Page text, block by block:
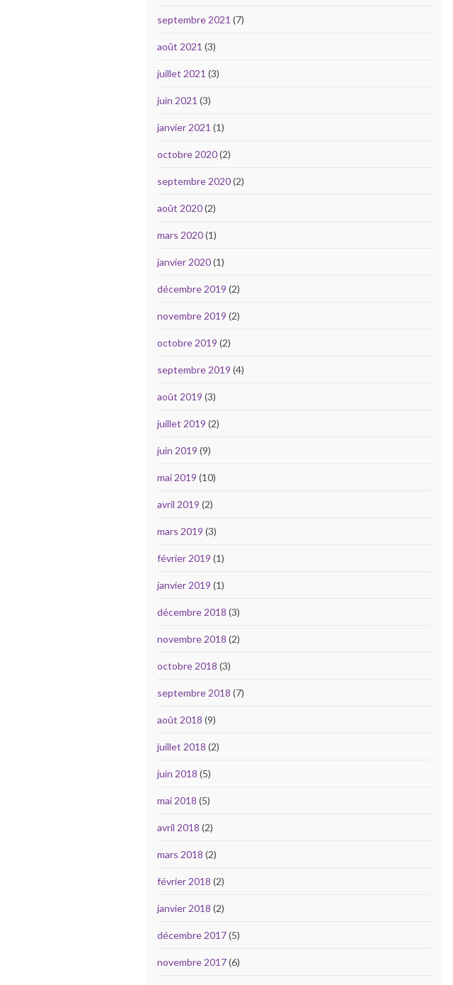
septembre 2021 (7)
août 2021 (3)
juillet 2021 (3)
juin 2021 (3)
janvier 2021 (1)
octobre 2020(2)
septembre 2020(2)
août 2020(2)
mars 2020(1)
janvier 2020(1)
décembre 2019 (2)
novembre 2019 (2)
octobre 2019 (2)
septembre 2019 (4)
août 2019 (3)
juillet 2019 (2)
juin 2019 (9)
mai 2019 (10)
avril 2019 (2)
mars 2019 (3)
février 2019 (1)
janvier 2019 (1)
décembre 2018 (3)
novembre 2018 (2)
octobre 2018 (3)
septembre 2018 (7)
août 2018 (9)
juillet 2018 (2)
juin 2018 (5)
mai 2018 (5)
avril 2018 (2)
mars 2018 (2)
février 2018 (2)
janvier 2018 (2)
décembre 2017(5)
novembre 2017(6)